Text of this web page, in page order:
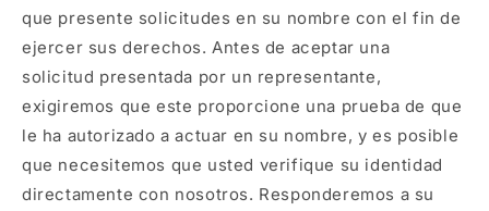
que presente solicitudes en su nombre con el fin de
ejercer sus derechos. Antes de aceptar una
solicitud presentada por un representante,
exigiremos que este proporcione una prueba de que
le ha autorizado a actuar en su nombre, y es posible
que necesitemos que usted verifique su identidad
directamente con nosotros. Responderemos a su